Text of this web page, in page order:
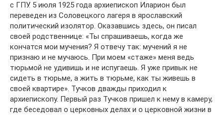
с ГПУ. 5 июля 1925 года архиепископ Иларион был
переведен из Соловецкого лагеря в ярославский
политический изолятор. Оказавшись здесь, он писал
своей родственнице: «Ты спрашиваешь, когда же
кончатся мои мучения? Я отвечу так: мучений я не
признаю и не мучаюсь. При моем «стаже» меня ведь
тюрьмой не удивишь и не испугаешь. Я уже привык не
сидеть в тюрьме, а жить в тюрьме, как ты живешь в
своей квартире». Тучков дважды приходил к
архиепископу. Первый раз Тучков пришел к нему в камеру,
где беседовал о церковных делах и о церковной жизни в